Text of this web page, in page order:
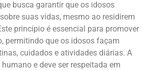
busca garantir que os idosos
suas vidas, mesmo ao residirem
princípio é essencial para promover
permitindo que os idosos façam
cuidados e atividades diárias. A
e deve ser respeitada em